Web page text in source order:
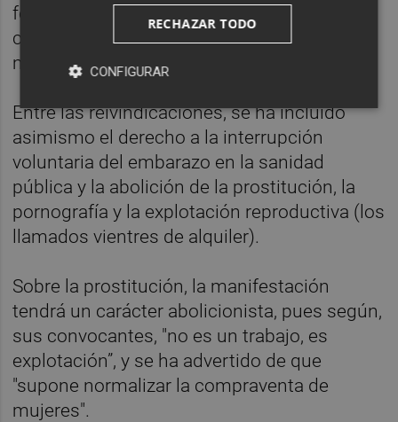
femenina, que "cronifica enfermedades
como la endometriosis y expone a las
mujeres a la violencia obstétrica".
Entre las reivindicaciones, se ha incluido
asimismo el derecho a la interrupción
voluntaria del embarazo en la sanidad
pública y la abolición de la prostitución, la
pornografía y la explotación reproductiva (los
llamados vientres de alquiler).
Sobre la prostitución, la manifestación
tendrá un carácter abolicionista, pues según,
sus convocantes, "no es un trabajo, es
explotación”, y se ha advertido de que
"supone normalizar la compraventa de
mujeres".
RECHAZAR TODO
CONFIGURAR